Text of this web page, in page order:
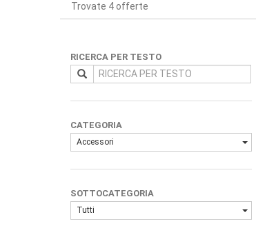
Trovate 4 offerte
RICERCA PER TESTO
CATEGORIA
Accessori
SOTTOCATEGORIA
Tutti